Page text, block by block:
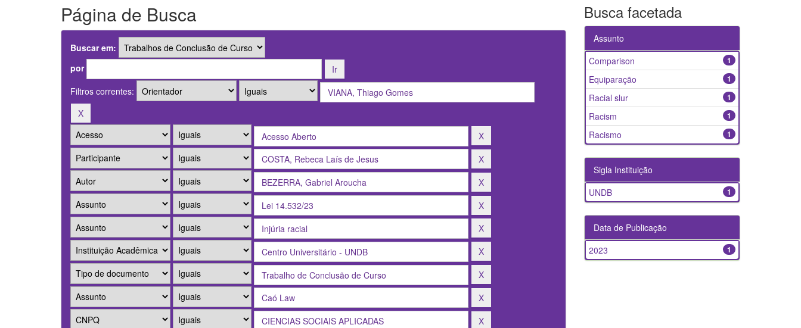
Página de Busca
Buscar em:
por
Filtros correntes:
Busca facetada
Assunto
1
Comparison
1
Equiparação
1
Racial slur
1
Racism
1
Racismo
Sigla Instituição
1
UNDB
Data de Publicação
1
2023